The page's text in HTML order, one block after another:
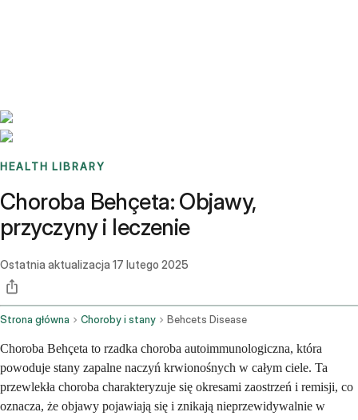
HEALTH LIBRARY
Choroba Behçeta: Objawy,
przyczyny i leczenie
Ostatnia aktualizacja 17 lutego 2025
Strona główna Choroby i stany Behcets Disease
Choroba Behçeta to rzadka choroba autoimmunologiczna, która
powoduje stany zapalne naczyń krwionośnych w całym ciele. Ta
przewlekła choroba charakteryzuje się okresami zaostrzeń i remisji, co
oznacza, że objawy pojawiają się i znikają nieprzewidywalnie w